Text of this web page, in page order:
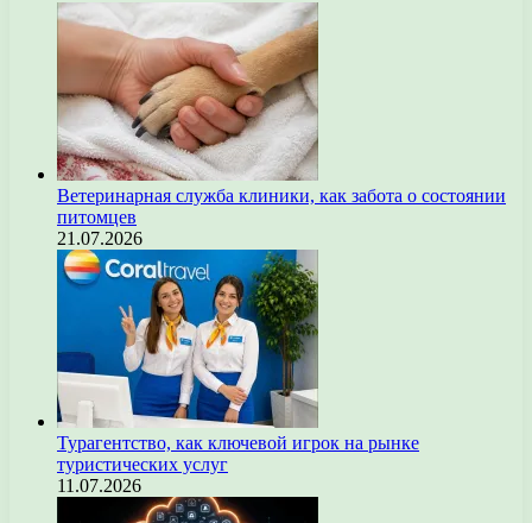
Ветеринарная служба клиники, как забота о состоянии
питомцев
21.07.2026
Турагентство, как ключевой игрок на рынке
туристических услуг
11.07.2026